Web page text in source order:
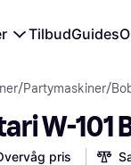
TilbudGuides
/Partymaskiner/
W-101
pris